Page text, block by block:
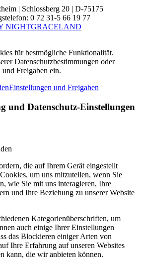
| Schlossberg 20 | D-75175
0 72 31-5 66 19 77
NIGHTGRACELAND
für bestmögliche Funktionalität.
Datenschutzbestimmungen oder
Freigaben ein.
Einstellungen und Freigaben
und Datenschutz-Einstellungen
die auf Ihrem Gerät eingestellt
um uns mitzuteilen, wenn Sie
wie Sie mit uns interagieren, Ihre
und Ihre Beziehung zu unserer Website
Kategorienüberschriften, um
auch einige Ihrer Einstellungen
das Blockieren einiger Arten von
Ihre Erfahrung auf unseren Websites
kann, die wir anbieten können.